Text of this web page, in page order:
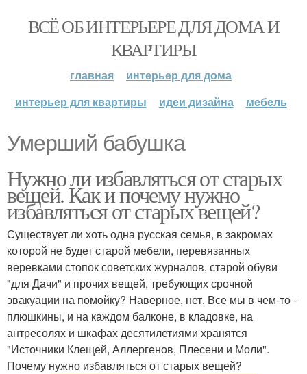
ВСЁ ОБ ИНТЕРЬЕРЕ ДЛЯ ДОМА И
КВАРТИРЫ
главная
интерьер для дома
интерьер для квартиры
идеи дизайна мебель
Умерший бабушка
Нужно ли избавляться от старых
вещей. Как и почему нужно
избавляться от старых вещей?
Существует ли хоть одна русская семья, в закромах
которой не будет старой мебели, перевязанных
веревками стопок советских журналов, старой обуви
"для Дачи" и прочих вещей, требующих срочной
эвакуации на помойку? Наверное, нет. Все мы в чем-то -
плюшкины, и на каждом балконе, в кладовке, на
антресолях и шкафах десятилетиями хранятся
"Источники Клещей, Аллергенов, Плесени и Моли".
Почему нужно избавляться от старых вещей?